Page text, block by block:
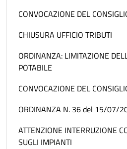
CONVOCAZIONE DEL
CHIUSURA UFFICIO TRIBUTI
ORDINANZA: LIMITAZIONE
POTABILE
CONVOCAZIONE DEL
ORDINANZA N. 36 del 15/07/
ATTENZIONE INTERRUZIONE
SUGLI IMPIANTI